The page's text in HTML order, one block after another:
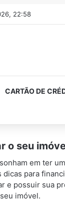
22:58
CARTÃO DE
o seu
em ter
dicas para
e possuir sua
imóvel.